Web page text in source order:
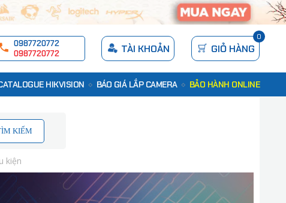
0987720772
0987720772
TÀI KHOẢN GIỎ HÀNG
0
HIKVISION BÁO GIÁ LẮP CAMERA BẢO HÀNH ONLINE
KIẾM
kiện